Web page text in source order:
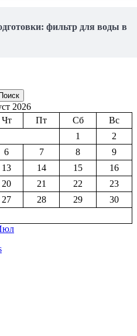
фильтр для воды в
Поиск
2026
Чт Пт Сб
Вс
1
2
6 7 8
9
13 14 15
16
20 21 22
23
27 28 29
30